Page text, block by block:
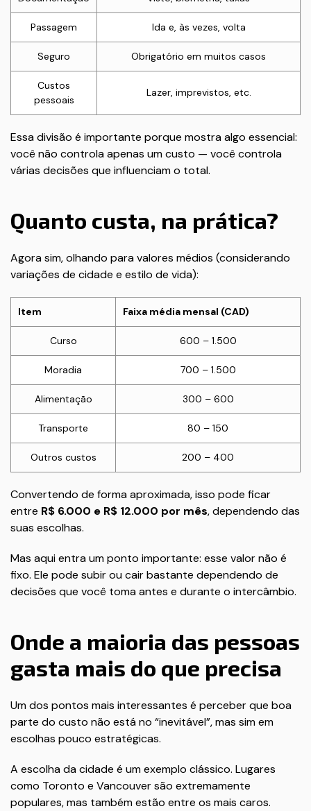
Passagem Ida e, às vezes, volta
Seguro Obrigatório em muitos casos
Custos
pessoais
Lazer, imprevistos, etc.
Essa divisão é importante porque mostra algo essencial:
você não controla apenas um custo — você controla
várias decisões que influenciam o total.
Quanto custa, na prática?
Agora sim, olhando para valores médios (considerando
variações de cidade e estilo de vida):
Item Faixa média mensal (CAD)
Curso 600 – 1.500
Moradia 700 – 1.500
Alimentação 300 – 600
Transporte 80 – 150
Outros custos 200 – 400
Convertendo de forma aproximada, isso pode ficar
entre R$ 6.000 e R$ 12.000 por mês, dependendo das
suas escolhas.
Mas aqui entra um ponto importante: esse valor não é
fixo. Ele pode subir ou cair bastante dependendo de
decisões que você toma antes e durante o intercâmbio.
Onde a maioria das pessoas
gasta mais do que precisa
Um dos pontos mais interessantes é perceber que boa
parte do custo não está no “inevitável”, mas sim em
escolhas pouco estratégicas.
A escolha da cidade é um exemplo clássico. Lugares
como Toronto e Vancouver são extremamente
populares, mas também estão entre os mais caros.